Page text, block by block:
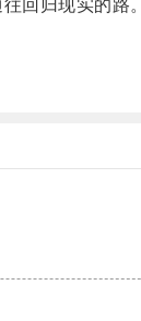
回归现实的路。